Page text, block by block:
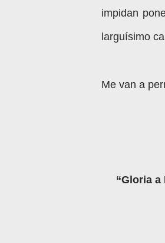
impidan
larguísimo
Me van a